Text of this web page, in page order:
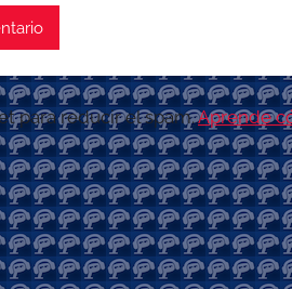
para reducir el spam.Aprende